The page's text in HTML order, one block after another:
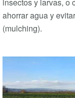
insectos y larvas, o
ahorrar agua y
(mulching).